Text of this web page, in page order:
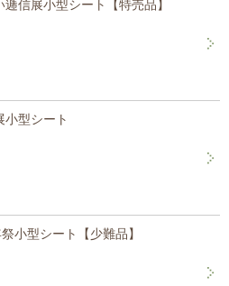
信展小型シート【特売品】
小型シート
小型シート【少難品】